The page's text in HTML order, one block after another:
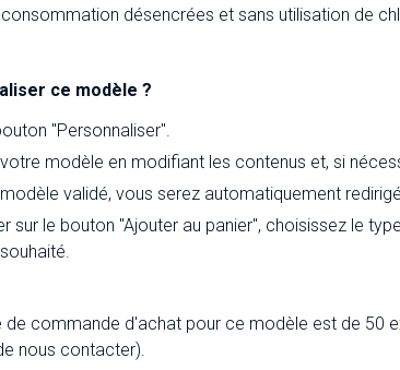
désencrées et sans utilisation de
ce modèle ?
"Personnaliser".
modèle en modifiant les contenus et, si
validé, vous serez automatiquement
sur le bouton "Ajouter au panier", choisissez le
de commande d'achat pour ce modèle est de 50
nous contacter).